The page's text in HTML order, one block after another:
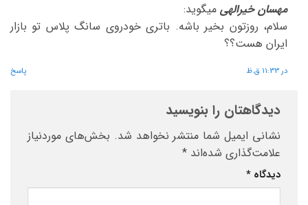
مهسان خیرالهی میگوید:
سلام، روزتون بخیر باشه. باتری خودروی سانگ پلاس تو بازار
ایران هست؟؟
در 11:33 ق.ظ پاسخ
دیدگاهتان را بنویسید
نشانی ایمیل شما منتشر نخواهد شد. بخش‌های موردنیاز
علامت‌گذاری شده‌اند *
دیدگاه *